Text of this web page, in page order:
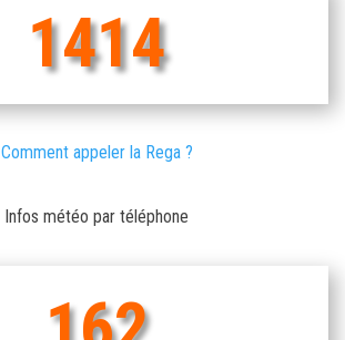
1414
Comment appeler la Rega ?
Infos météo par téléphone